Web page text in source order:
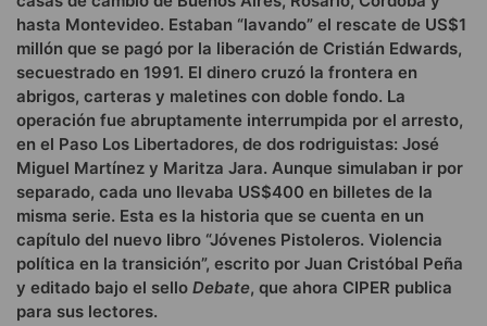
hasta Montevideo. Estaban “lavando” el rescate de US$1
millón que se pagó por la liberación de Cristián Edwards,
secuestrado en 1991. El dinero cruzó la frontera en
abrigos, carteras y maletines con doble fondo. La
operación fue abruptamente interrumpida por el arresto,
en el Paso Los Libertadores, de dos rodriguistas: José
Miguel Martínez y Maritza Jara. Aunque simulaban ir por
separado, cada uno llevaba US$400 en billetes de la
misma serie. Esta es la historia que se cuenta en un
capítulo del nuevo libro “Jóvenes Pistoleros. Violencia
política en la transición”, escrito por Juan Cristóbal Peña
y editado bajo el sello Debate, que ahora CIPER publica
para sus lectores.